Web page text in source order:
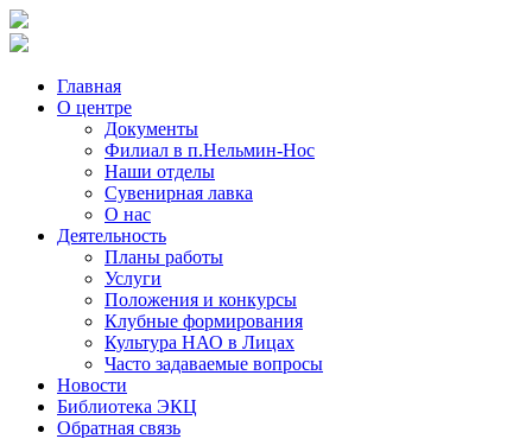
Главная
О центре
Документы
Филиал в п.Нельмин-Нос
Наши отделы
Сувенирная лавка
О нас
Деятельность
Планы работы
Услуги
Положения и конкурсы
Клубные формирования
Культура НАО в Лицах
Часто задаваемые вопросы
Новости
Библиотека ЭКЦ
Обратная связь